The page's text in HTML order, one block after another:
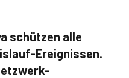
schützen alle
Ereignissen.